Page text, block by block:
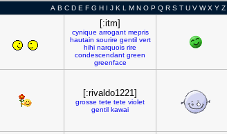
A B C D E F G H I J K L M N O P Q R S T U V W X Y Z
[:itm]
cynique arrogant mepris
hautain sourire gentil vert
hihi narquois rire
condescendant green
greenface
[:rivaldo1221]
grosse tete tete violet
gentil kawai